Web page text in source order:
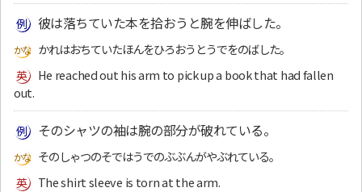
彼は落ちていた本を拾おうと腕を伸ばした。
かれはおちていたほんをひろおうとうでをのばした。
He reached out his arm to pick up a book that had fallen
out.
そのシャツの袖は腕の部分が破れている。
そのしゃつのそではうでのぶぶんがやぶれている。
The shirt sleeve is torn at the arm.